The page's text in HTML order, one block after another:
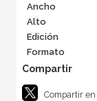
Ancho
Alto
Edición
Formato
Compartir